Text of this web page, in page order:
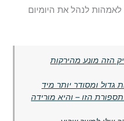
לאמהות לנהל את היומיום
הזה מונע מהירקות
גדול ומסודר יותר מיד
40 עוברות לתספורת הזו – והיא מורידה